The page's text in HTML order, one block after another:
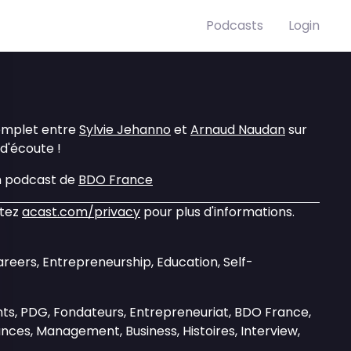
Podcasts Login
entreSylvie Jehannoet Arnaud Naudansur
!
podcast de BDO France
acast.com/privacy pour plus d'informations.
Entrepreneurship, Education, Self-
PDG, Fondateurs, Entrepreneuriat, BDO France,
Management, Business, Histoires, Interview,